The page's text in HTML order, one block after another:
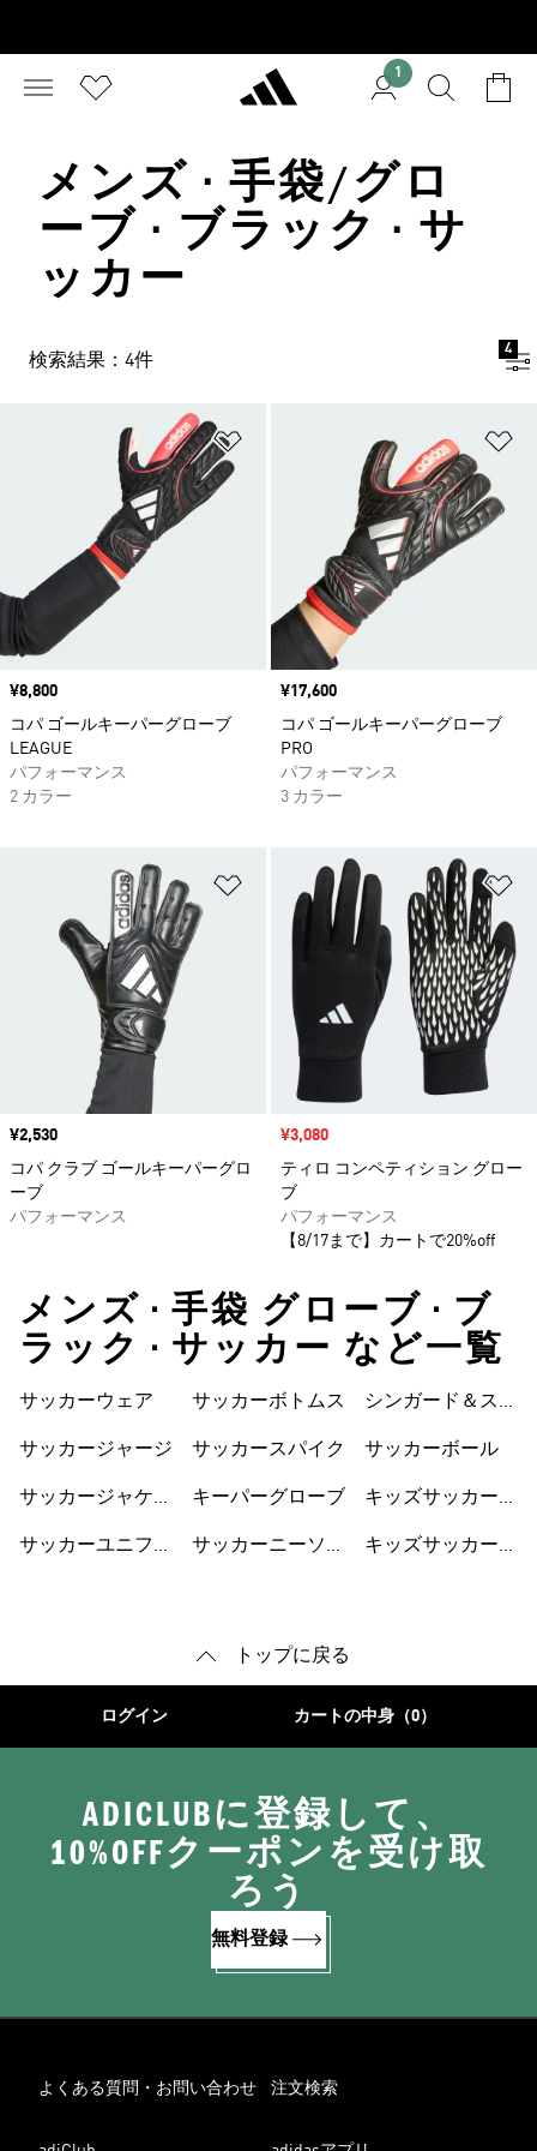
1
メンズ · 手袋/グロ
ーブ · ブラック · サ
ッカー
検索結果：4件
4
ほしいものリストに追加
価格
¥8,800
コパ ゴールキーパーグローブ
LEAGUE
パフォーマンス
2 カラー
価格
¥17,600
コパ ゴールキーパーグローブ
PRO
パフォーマンス
3 カラー
ほしいものリストに追加
価格
¥2,530
コパ クラブ ゴールキーパーグロ
ーブ
パフォーマンス
セール価格
¥3,080
ティロ コンペティション グロー
ブ
パフォーマンス
【8/17まで】カートで20%off
メンズ • 手袋 グローブ • ブ
ラック • サッカー など一覧
サッカーウェア
サッカージャージ
サッカージャケッ
サッカーユニフォ
サッカーボトムス
サッカースパイク
キーパーグローブ
サッカーニーソッ
シンガード＆スト
サッカーボール
キッズサッカーウ
キッズサッカーシ
トップに戻る
ログイン カートの中身（0）
ADICLUBに登録して、
10%OFFクーポンを受け取
ろう
無料登録
よくある質問・お問い合わせ 注文検索